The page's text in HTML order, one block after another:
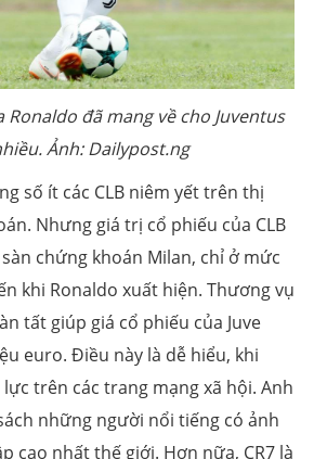
Ronaldo đã mang về cho Juventus
Ảnh: Dailypost.ng
số ít các CLB niêm yết trên thị
Nhưng giá trị cổ phiếu của CLB
chứng khoán Milan, chỉ ở mức
khi Ronaldo xuất hiện. Thương vụ
tất giúp giá cổ phiếu của Juve
euro. Điều này là dễ hiểu, khi
trên các trang mạng xã hội. Anh
những người nổi tiếng có ảnh
cao nhất thế giới. Hơn nữa, CR7 là